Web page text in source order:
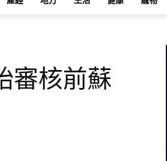
審核前蘇